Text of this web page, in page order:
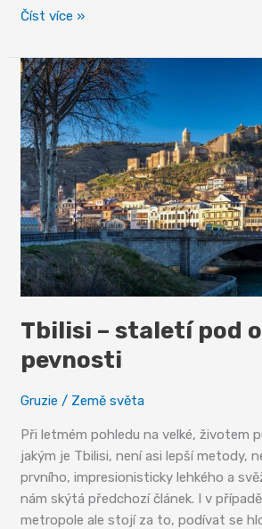
Starobylé
v
novém
hávu
Číst více »
Tbilisi – staletí pod
pevnosti
Gruzie / Země světa
Při letmém pohledu na velké, životem
jakým je Tbilisi, není asi lepší metody,
prvního, impresionisticky lehkého a
nám skýtá předchozí článek. I v
metropole ale stojí za to, podívat se